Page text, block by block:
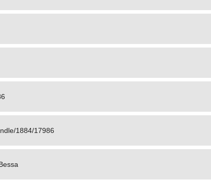
1884/17986